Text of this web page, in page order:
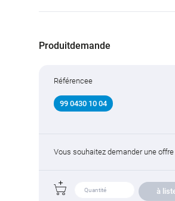
Produitdemande
Référencee
99 0430 10 04
Vous souhaitez demander une
à